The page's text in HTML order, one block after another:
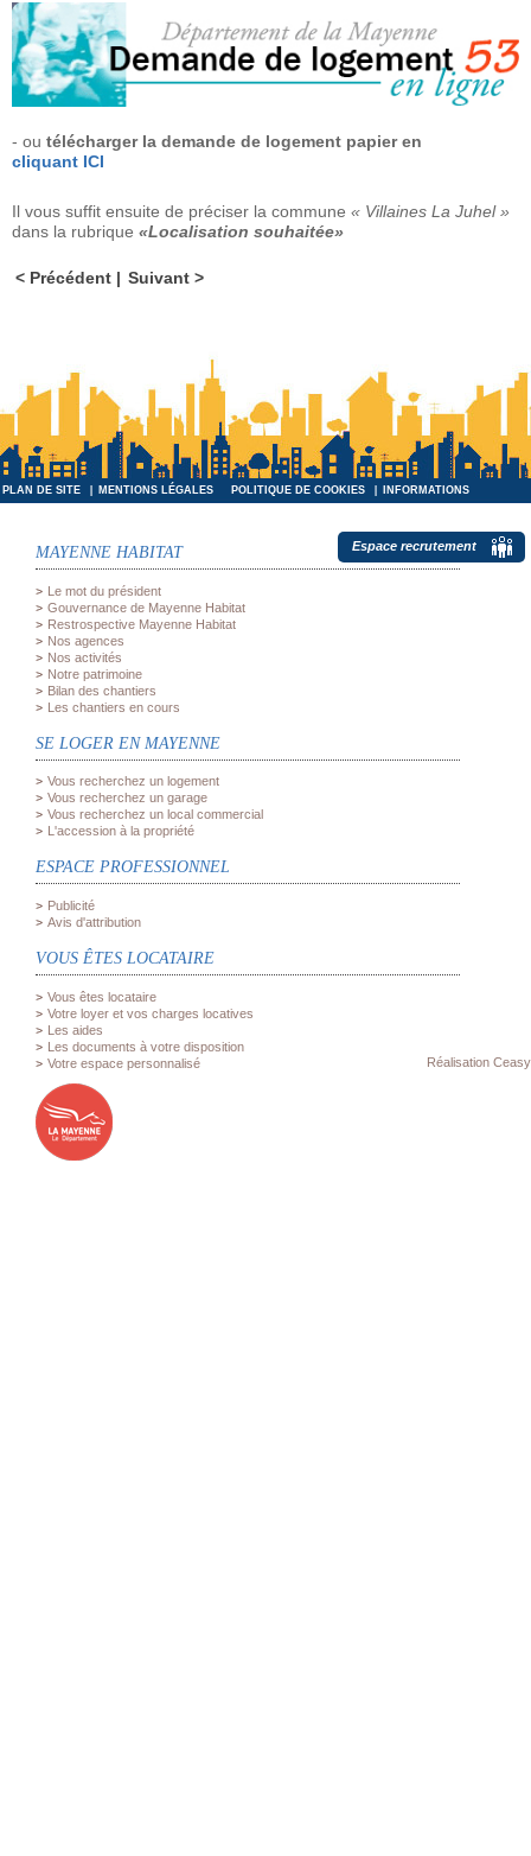
- ou télécharger la demande de logement papier en
cliquant ICI
Il vous suffit ensuite de préciser la commune « Villaines La Juhel »
dans la rubrique «Localisation souhaitée»
Précédent Suivant
PLAN DE SITE MENTIONS LÉGALES POLITIQUE DE COOKIES
INFORMATIONS
MAYENNE HABITAT
Le mot du président
Gouvernance de Mayenne Habitat
Restrospective Mayenne Habitat
Nos agences
Nos activités
Notre patrimoine
Bilan des chantiers
Les chantiers en cours
SE LOGER EN MAYENNE
Vous recherchez un logement
Vous recherchez un garage
Vous recherchez un local commercial
L'accession à la propriété
ESPACE PROFESSIONNEL
Publicité
Avis d'attribution
Espace recrutement
VOUS ÊTES LOCATAIRE
Vous êtes locataire
Votre loyer et vos charges locatives
Les aides
Les documents à votre disposition
Votre espace personnalisé
Réalisation Ceasy